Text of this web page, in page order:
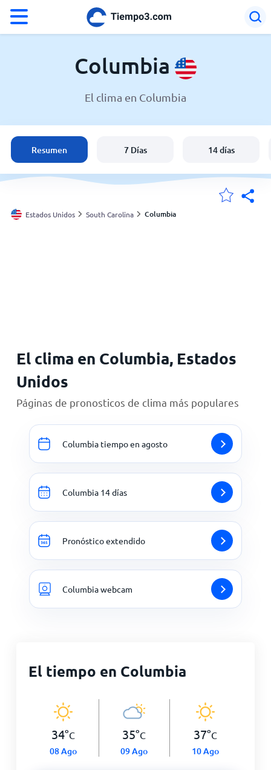
El clima en Columbia
Estados Unidos
España
Argentina
Columbia
El clima en Columbia
Resumen 7 Días 14 días
Estados Unidos South Carolina Columbia
El clima en Columbia, Estados
Unidos
Páginas de pronosticos de clima más populares
Columbia tiempo en agosto
Columbia 14 días
Pronóstico extendido
Columbia webcam
El tiempo en Columbia
34°C
08 Ago
35°C
09 Ago
37°C
10 Ago